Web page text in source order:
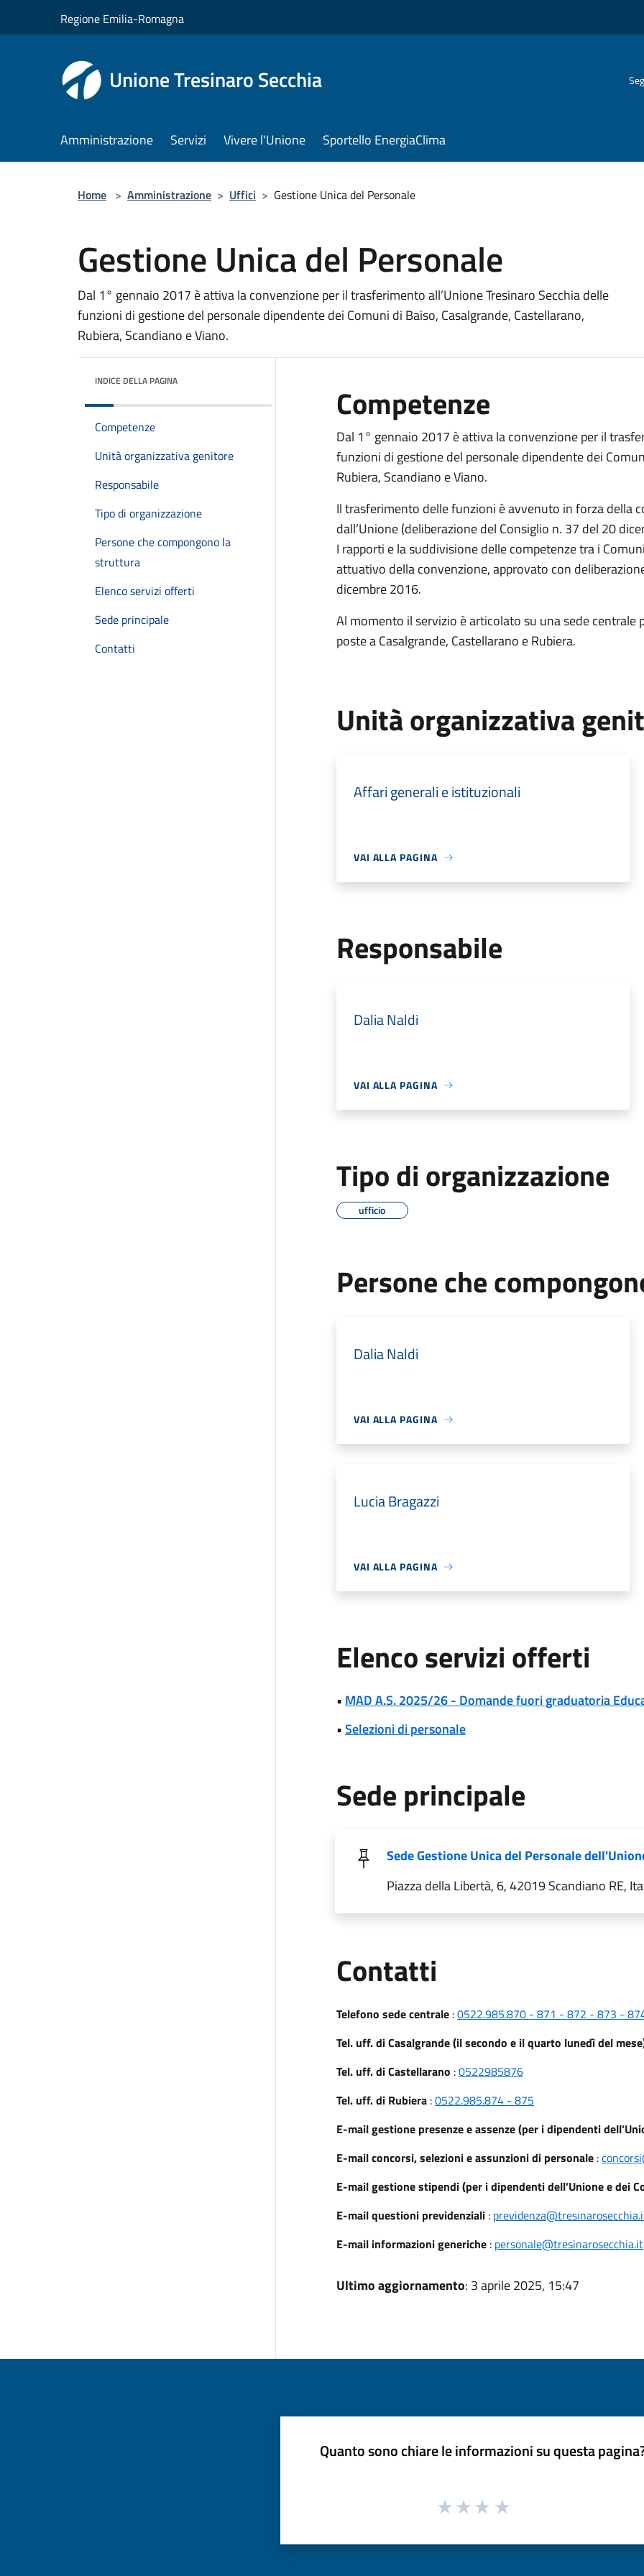
Regione Emilia-Romagna
Unione Tresinaro Secchia
Amministrazione Servizi Vivere l'Unione Sportello EnergiaClima
Home > Amministrazione > Uffici > Gestione Unica del Personale
Gestione Unica del Personale
Dal 1° gennaio 2017 è attiva la convenzione per il trasferimento all’Unione Tresinaro Secchia delle
funzioni di gestione del personale dipendente dei Comuni di Baiso, Casalgrande, Castellarano,
Rubiera, Scandiano e Viano.
INDICE DELLA PAGINA
Competenze
Unità organizzativa genitore
Responsabile
Tipo di organizzazione
Persone che compongono la
struttura
Elenco servizi offerti
Sede principale
Contatti
Competenze
Dal 1° gennaio 2017 è attiva la convenzione per il
funzioni di gestione del personale dipendente dei
Rubiera, Scandiano e Viano.
Il trasferimento delle funzioni è avvenuto in forza della
dall’Unione (deliberazione del Consiglio n. 37 del 20
I rapporti e la suddivisione delle competenze tra i
attuativo della convenzione, approvato con
dicembre 2016.
Al momento il servizio è articolato su una sede centrale
poste a Casalgrande, Castellarano e Rubiera.
Unità organizzativa
Affari generali e istituzionali
VAI ALLA PAGINA
Responsabile
Dalia Naldi
VAI ALLA PAGINA
Tipo di organizzazione
ufficio
Persone che
Dalia Naldi
VAI ALLA PAGINA
Lucia Bragazzi
VAI ALLA PAGINA
Elenco servizi offerti
• MAD A.S. 2025/26 - Domande fuori graduatoria
•Selezioni di personale
Sede principale
Sede Gestione Unica del Personale
Piazza della Libertà, 6, 42019 Scandiano RE,
Contatti
Telefono sede centrale:0522.985.870 - 871 - 872 - 873 -
Tel. uff. di Casalgrande (il secondo e il quarto lunedì del
Tel. uff. di Castellarano :0522985876
Tel. uff. di Rubiera:0522.985.874 - 875
E-mail gestione presenze e assenze (per i dipendenti
E-mail concorsi, selezioni e assunzioni di personale:
E-mail gestione stipendi (per i dipendenti dell’Unione e dei
E-mail questioni previdenziali:
E-mail informazioni generiche: personale@tresinarosecchia.it
Ultimo aggiornamento: 3 aprile 2025, 15:47
Quanto sono chiare le informazioni su questa